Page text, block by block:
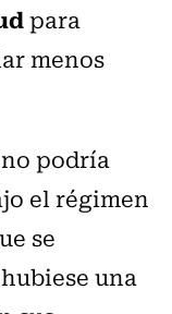
para
menos
podría
el régimen
se
una